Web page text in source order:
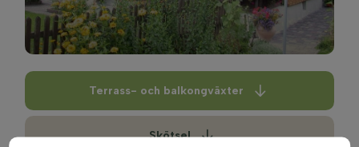
Terrass- och balkongväxter
Skötsel